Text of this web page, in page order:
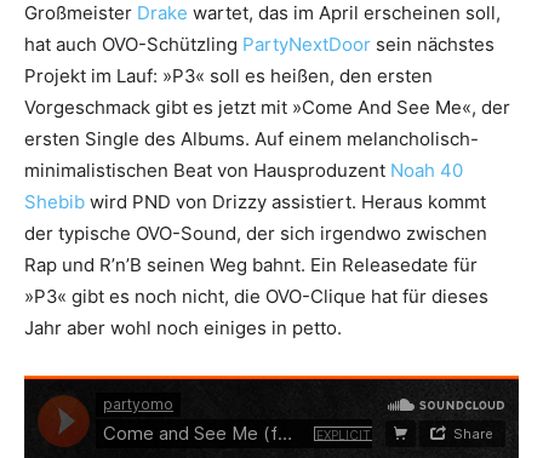
Großmeister Drake wartet, das im April erscheinen soll,
hat auch OVO-Schützling PartyNextDoor sein nächstes
Projekt im Lauf: »P3« soll es heißen, den ersten
Vorgeschmack gibt es jetzt mit »Come And See Me«, der
ersten Single des Albums. Auf einem melancholisch-
minimalistischen Beat von Hausproduzent Noah 40
Shebib wird PND von Drizzy assistiert. Heraus kommt
der typische OVO-Sound, der sich irgendwo zwischen
Rap und R’n’B seinen Weg bahnt. Ein Releasedate für
»P3« gibt es noch nicht, die OVO-Clique hat für dieses
Jahr aber wohl noch einiges in petto.